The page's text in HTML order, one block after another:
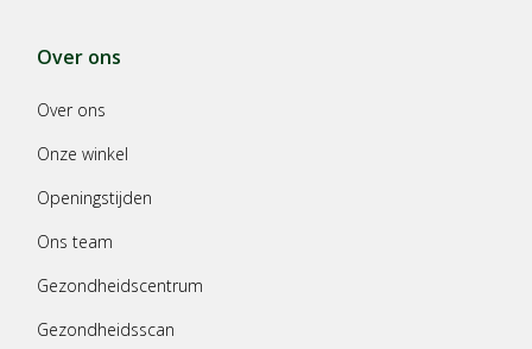
Over ons
Over ons
Onze winkel
Openingstijden
Ons team
Gezondheidscentrum
Gezondheidsscan